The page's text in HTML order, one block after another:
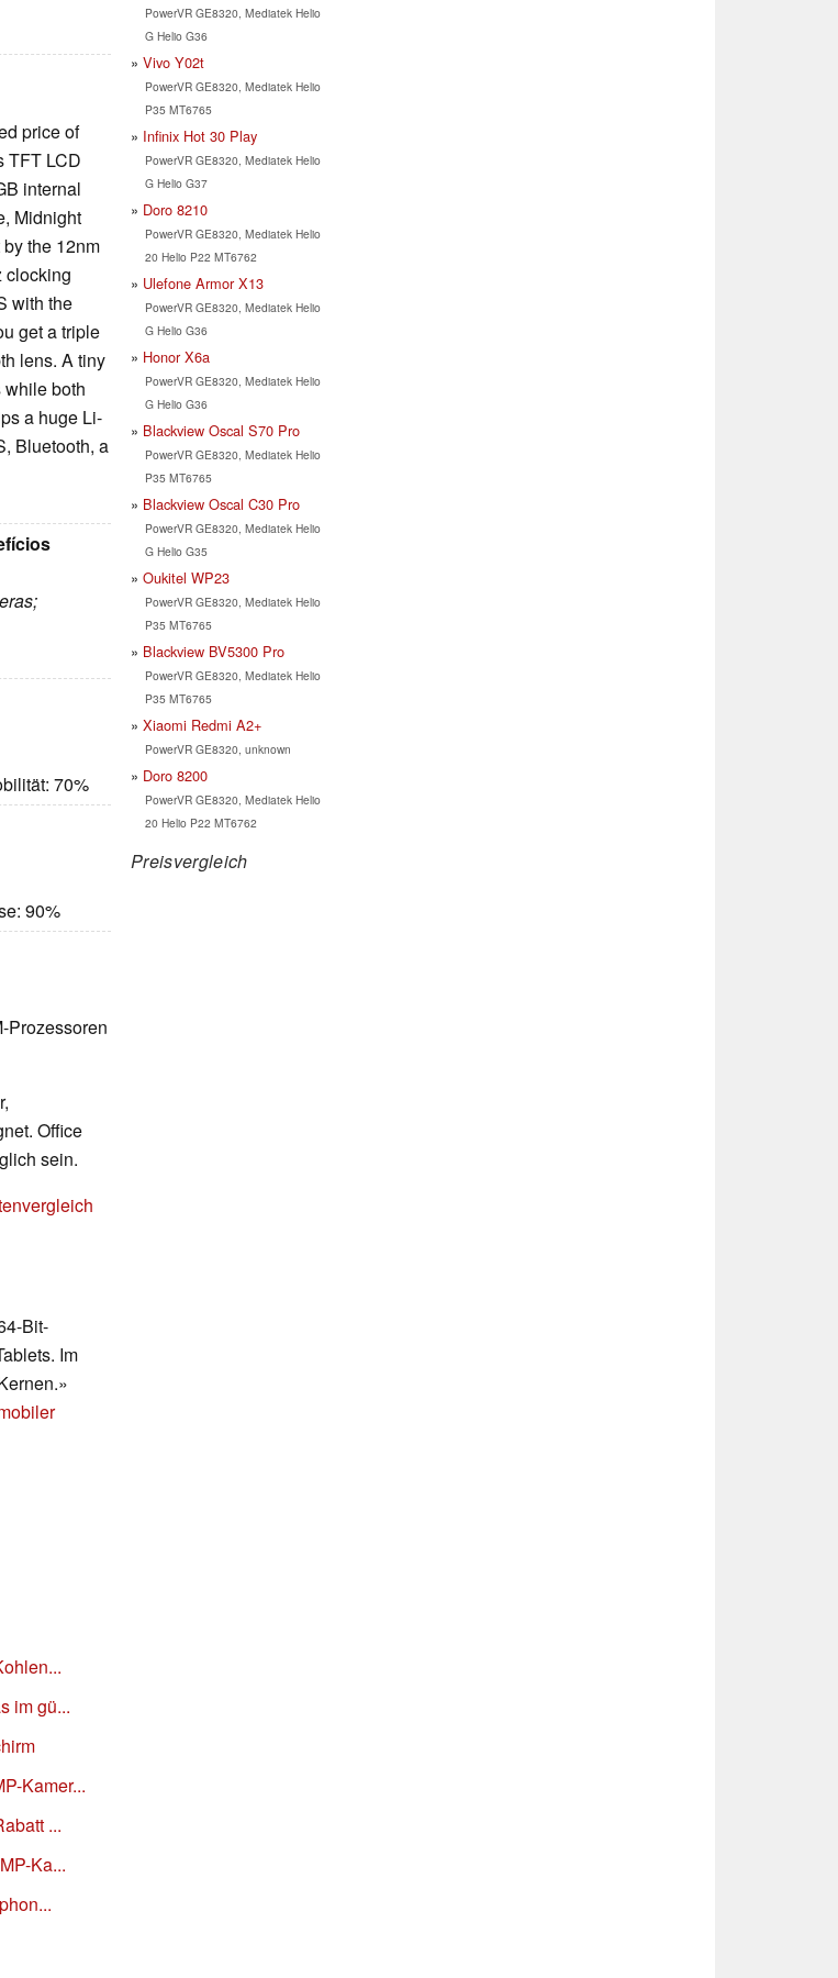
price of
TFT LCD
internal
Midnight
the 12nm
clocking
with the
get a triple
lens. A tiny
while both
a huge Li-
Bluetooth, a
70%
90%
Prozessoren
Office
sein.
Bit-
Im
im gü...
Kamer...
...
Ka...
PowerVR GE8320, Mediatek Helio
G Helio G36
Vivo Y02t
PowerVR GE8320, Mediatek Helio
P35 MT6765
Infinix Hot 30 Play
PowerVR GE8320, Mediatek Helio
G Helio G37
Doro 8210
PowerVR GE8320, Mediatek Helio
20 Helio P22 MT6762
Ulefone Armor X13
PowerVR GE8320, Mediatek Helio
G Helio G36
Honor X6a
PowerVR GE8320, Mediatek Helio
G Helio G36
Blackview Oscal S70 Pro
PowerVR GE8320, Mediatek Helio
P35 MT6765
Blackview Oscal C30 Pro
PowerVR GE8320, Mediatek Helio
G Helio G35
Oukitel WP23
PowerVR GE8320, Mediatek Helio
P35 MT6765
Blackview BV5300 Pro
PowerVR GE8320, Mediatek Helio
P35 MT6765
Xiaomi Redmi A2+
PowerVR GE8320, unknown
Doro 8200
PowerVR GE8320, Mediatek Helio
20 Helio P22 MT6762
Preisvergleich